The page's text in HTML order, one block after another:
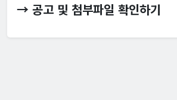
→ 공고 및 첨부파일 확인하기